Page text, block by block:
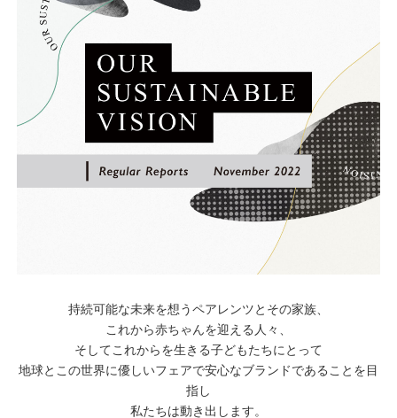
持続可能な未来を想うペアレンツとその家族、
これから赤ちゃんを迎える人々、
そしてこれからを生きる子どもたちにとって
地球とこの世界に優しいフェアで安心なブランドであることを目
指し
私たちは動き出します。